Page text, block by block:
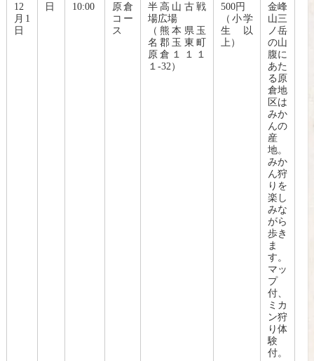
12
月1
日
日 10:00
原倉
コー
ス
半高山古戦
場広場
（熊本県玉
名郡玉東町
原倉１１１
１-32）
500円
（小学
生以
上）
金峰
山三
ノ岳
の山
腹に
あた
る原
倉地
区は
みか
んの
産
地。
みか
ん狩
りを
楽し
みな
がら
歩き
ま
す。
マッ
プ
付、
ミカ
ン狩
り体
験
付。